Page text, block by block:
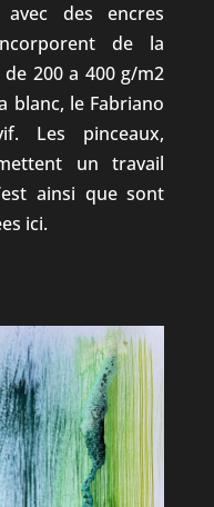
avec des encres
de la
200 a 400 g/m2
blanc, le Fabriano
Les pinceaux,
un travail
ainsi que sont
ici.